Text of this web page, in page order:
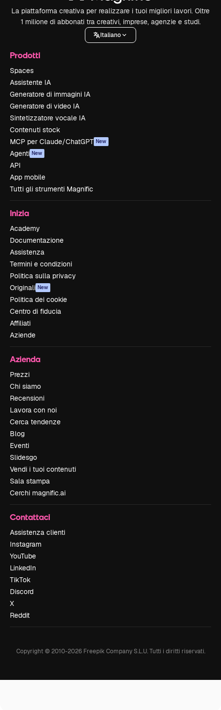
La piattaforma creativa per realizzare i tuoi migliori lavori. Oltre
1 milione di abbonati tra creativi, imprese, agenzie e studi.
Italiano
Prodotti
Spaces
Assistente IA
Generatore di immagini IA
Generatore di video IA
Sintetizzatore vocale IA
Contenuti stock
MCP per Claude/ChatGPT New
Agenti New
API
App mobile
Tutti gli strumenti Magnific
Inizia
Academy
Documentazione
Assistenza
Termini e condizioni
Politica sulla privacy
Originali New
Politica dei cookie
Centro di fiducia
Affiliati
Aziende
Azienda
Prezzi
Chi siamo
Recensioni
Lavora con noi
Cerca tendenze
Blog
Eventi
Slidesgo
Vendi i tuoi contenuti
Sala stampa
Cerchi magnific.ai
Contattaci
Assistenza clienti
Instagram
YouTube
LinkedIn
TikTok
Discord
X
Reddit
Copyright © 2010-2026Freepik Company S.L.U. Tutti i diritti riservati.